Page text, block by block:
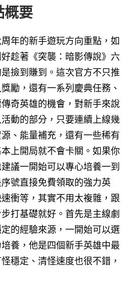
概要
年的新手遊玩方向重點，如
趁著《突襲：暗影傳說》六
撿到賺到。這次官方不只推
勵，還有一系列慶典任務、
奇英雄的機會，對新手來說
動的部分，只要連續上線幾
、能量補充，還有一些稀有
上開局就不會卡關。 如果你
議一開始可以專心培養一到
號直接免費領取的強力英
衝等，其實不用太複雜，跟
打基礎就好。首先是主線劇
的經驗來源，一開始可以選
培養，他是四個新手英雄中最
穩定、清怪速度也很不錯，